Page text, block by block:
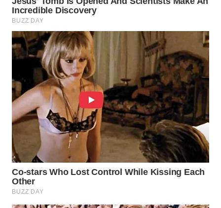
SUBANG
WN
SUKABUMI
WN
PURWAKARTA
WN
PRIANGAN
TIMUR
WN
SEMARANG
WN
SOLO